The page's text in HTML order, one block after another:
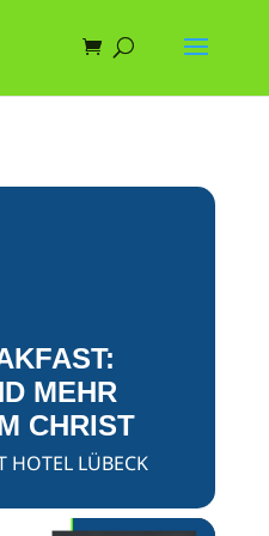
MEHR
CHRIST
HOTEL LÜBECK